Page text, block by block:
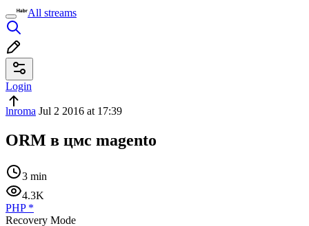
All streams
Login
lnroma Jul 2 2016 at 17:39
ORM в цмс magento
3 min
4.3K
PHP*
Recovery Mode